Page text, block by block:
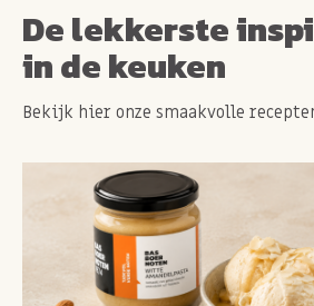
De lekkerste
in de keuken
Bekijk hier onze smaakvolle